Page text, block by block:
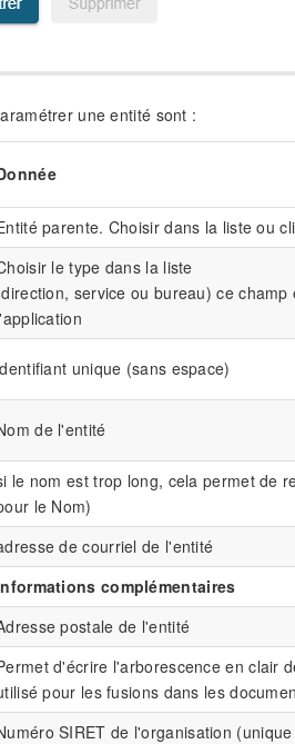
une entité sont :
parente. Choisir dans la liste ou
le type dans la liste
service ou bureau) ce
unique (sans espace)
de l'entité
le nom est trop long, cela permet de
le Nom)
de courriel de l'entité
complémentaires
postale de l'entité
d'écrire l'arborescence en clair
pour les fusions dans les
SIRET de l'organisation